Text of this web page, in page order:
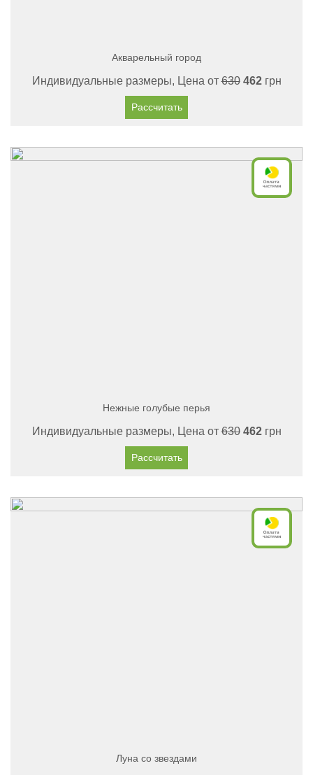
Акварельный город
Индивидуальные размеры, Цена от630 462грн
Рассчитать
Нежные голубые перья
Индивидуальные размеры, Цена от630 462грн
Рассчитать
Луна со звездами